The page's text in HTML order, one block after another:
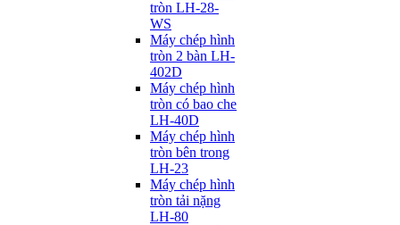
tròn LH-28-
WS
Máy chép hình
tròn 2 bàn LH-
402D
Máy chép hình
tròn có bao che
LH-40D
Máy chép hình
tròn bên trong
LH-23
Máy chép hình
tròn tải nặng
LH-80